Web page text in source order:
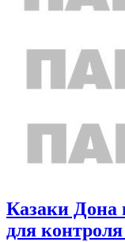
Казаки Дона
для